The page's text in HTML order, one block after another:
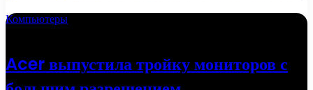
Компьютеры
Acer выпустила тройку мониторов с